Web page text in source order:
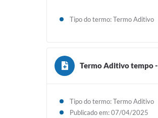
Tipo do termo: Termo Aditivo
Termo Aditivo tempo -
Tipo do termo: Termo Aditivo
Publicado em: 07/04/2025